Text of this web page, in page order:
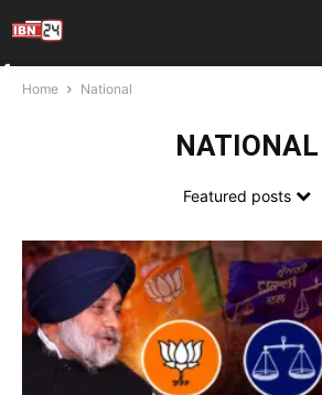
Home National
NATIONAL
Featured posts